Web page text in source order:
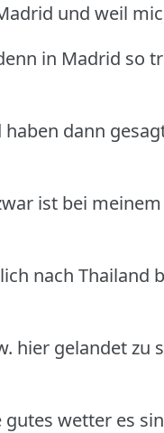
und weil
in Madrid so
dann
ist bei meinem
nach Thailand
hier gelandet zu
wetter es